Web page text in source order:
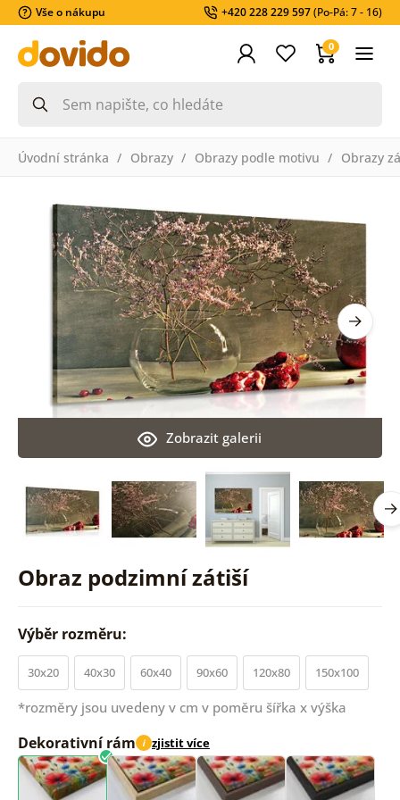
Vše o nákupu +420 228 229 597(Po-Pá: 7 - 16)
0
Úvodní stránka Obrazy Obrazy podle motivu Obrazy
Obraz podzimní zátiší
Zobrazit galerii
Výběr rozměru:
30x20 40x30 60x40 90x60 120x80 150x100
*rozměry jsou uvedeny v cm v poměru šířka x výška
Dekorativní rám i zjistit více